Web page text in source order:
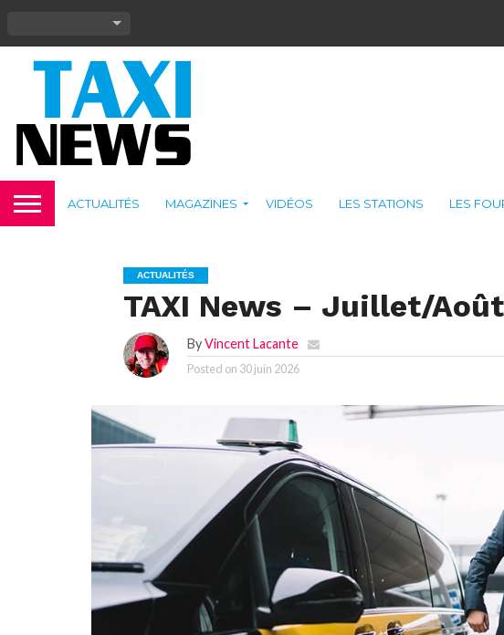
ACTUALITÉS MAGAZINES VIDÉOS LES STATIONS LES
ACTUALITÉS
TAXI News – Juillet/
ByVincent Lacante
Posted on 30 juin 2026